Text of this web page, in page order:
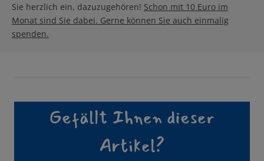
Sie herzlich ein, dazuzugehören! Schon mit 10 Euro im
Monat sind Sie dabei. Gerne können Sie auch einmalig
spenden.
Gefällt Ihnen dieser
Artikel?